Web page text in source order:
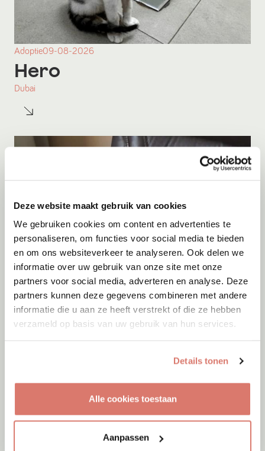
Deze website maakt gebruik van cookies
We gebruiken cookies om content en advertenties te
personaliseren, om functies voor social media te bieden
en om ons websiteverkeer te analyseren. Ook delen we
informatie over uw gebruik van onze site met onze
partners voor social media, adverteren en analyse. Deze
partners kunnen deze gegevens combineren met andere
informatie die u aan ze heeft verstrekt of die ze hebben
verzameld op basis van uw gebruik van hun services.
Details tonen
Alle cookies toestaan
Aanpassen
Adoptie09-08-2026
Hero
Dubai
Adoptie 09-08-2026
Kito